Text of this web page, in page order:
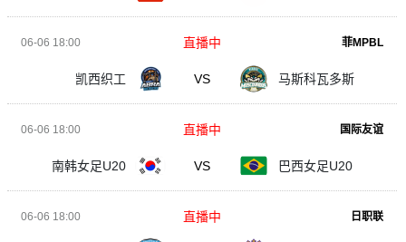
06-06 18:00 菲MPBL
凯西织工 VS 马斯科瓦多斯
直播中
06-06 18:00 国际友谊
南韩女足U20 VS 巴西女足U20
直播中
06-06 18:00 日职联
直播中